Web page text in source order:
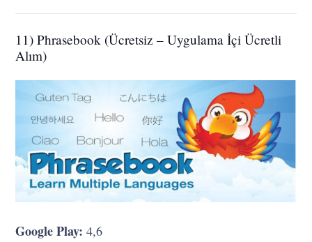
11) Phrasebook (Ücretsiz – Uygulama İçi Ücretli
Alım)
Google Play: 4,6